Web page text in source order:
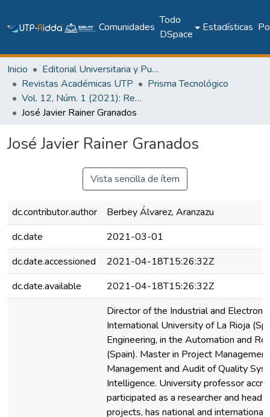
Comunidades
Todo
DSpace
Estadísticas
Inicio
Editorial Universitaria y Publicaciones Seriadas
Revistas Académicas UTP
Prisma Tecnológico
Vol. 12, Núm. 1 (2021): Revista Prisma Tecnológico
José Javier Rainer Granados
José Javier Rainer Granados
Vista sencilla de ítem
dc.contributor.author
Berbey Álvarez, Aranzazu
dc.date
2021-03-01
dc.date.accessioned
2021-04-18T15:26:32Z
dc.date.available
2021-04-18T15:26:32Z
Director of the Industrial and
International University of La Rioja
Engineering, in the Automation and
(Spain). Master in Project
Management and Audit of Quality
Intelligence. University professor
participated as a researcher and head
projects, has national and international